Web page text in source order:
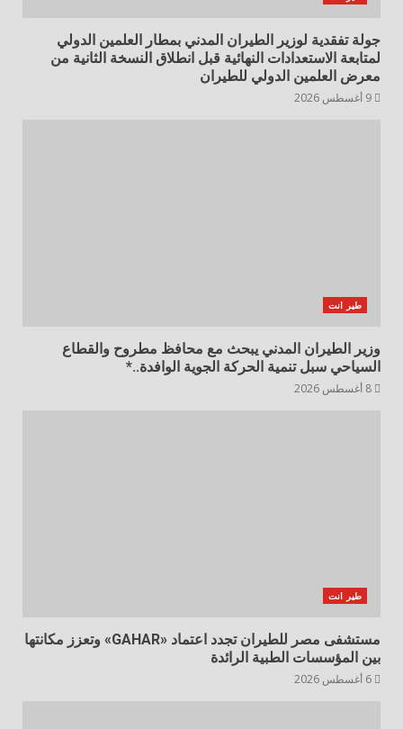
جولة تفقدية لوزير الطيران المدني بمطار العلمين الدولي
لمتابعة الاستعدادات النهائية قبل انطلاق النسخة الثانية من
معرض العلمين الدولي للطيران
طير انت
وزير الطيران المدني يبحث مع محافظ مطروح والقطاع
السياحي سبل تنمية الحركة الجوية الوافدة..*
طير انت
مستشفى مصر للطيران تجدد اعتماد «GAHAR» وتعزز مكانتها
بين المؤسسات الطبية الرائدة